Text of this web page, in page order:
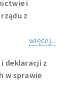
i
z
więcej...
deklaracji z
w sprawie